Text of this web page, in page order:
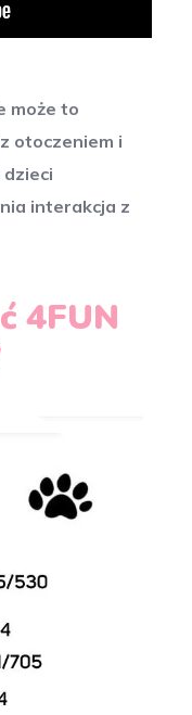
może to
otoczeniem i
dzieci
interakcja z
4FUN